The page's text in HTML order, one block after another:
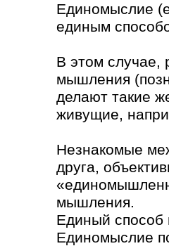
Единомыслие
единым
В этом
мышления
делают такие
живущие,
Незнакомые
друга,
мышления.
Единый
Единомыслие